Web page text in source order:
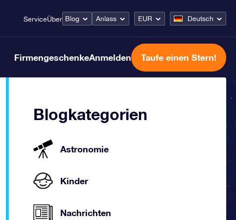
ServiceÜber Blog Anlass EUR Deutsch
FirmengeschenkeAnmelden Taufe einen Stern!
Blogkategorien
Astronomie
Kinder
Nachrichten